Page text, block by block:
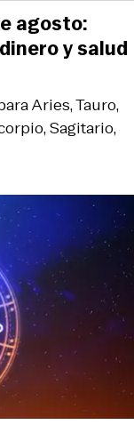
Aries, Tauro,
Sagitario,
agosto:
y salud